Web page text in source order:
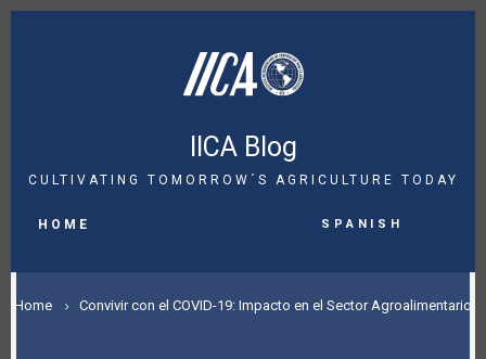
Skip
IICA Blog
CULTIVATING TOMORROW´S AGRICULTURE TODAY
NAVIGATION
HOME Spanish
BREADCRUMB
Home Convivir con el COVID-19: Impacto en el Sector Agroalimentario